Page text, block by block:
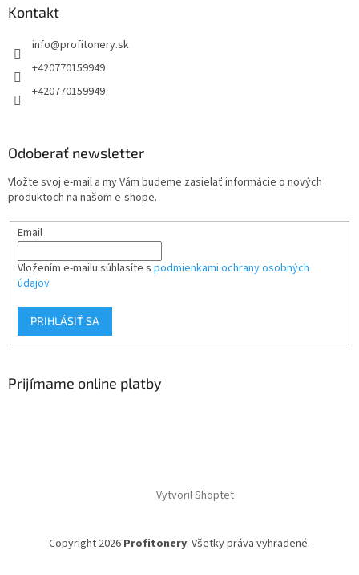
Kontakt
info@profitonery.sk
+420770159949
+420770159949
Odoberať newsletter
Vložte svoj e-mail a my Vám budeme zasielať informácie o nových
produktoch na našom e-shope.
Email
Vložením e-mailu súhlasíte s podmienkami ochrany osobných
údajov
PRIHLÁSIŤ SA
Prijímame online platby
Vytvoril Shoptet
Copyright 2026 Profitonery. Všetky práva vyhradené.